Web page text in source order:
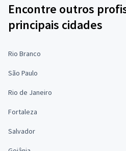
Encontre outros
principais cidades
Rio Branco
São Paulo
Rio de Janeiro
Fortaleza
Salvador